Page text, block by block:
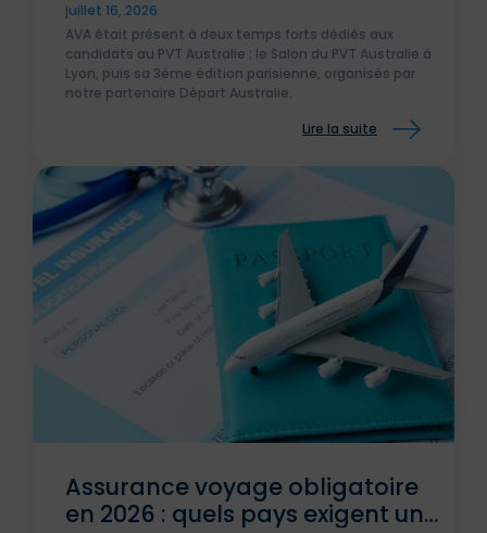
juillet 16, 2026
AVA était présent à deux temps forts dédiés aux
candidats au PVT Australie : le Salon du PVT Australie à
Lyon, puis sa 3ème édition parisienne, organisés par
notre partenaire Départ Australie.
Lire la suite
Assurance voyage obligatoire
en 2026 : quels pays exigent une